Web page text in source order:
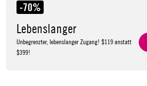
-70%
Lebenslanger
Unbegrenzter, lebenslanger Zugang!$119anstatt
$399!